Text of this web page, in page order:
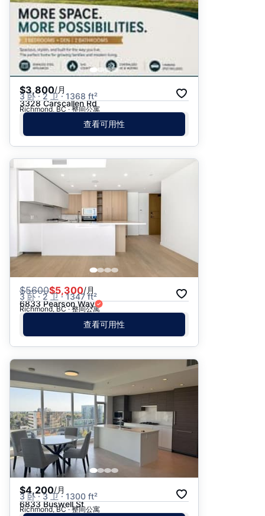
$3,800/月
3 卧 · 2 卫 · 1368 ft²
3328 Carscallen Rd
Richmond, BC · 整间公寓
查看可用性
$5600$5,300/月
3 卧 · 2 卫 · 1347 ft²
6833 Pearson Way
Richmond, BC · 整间公寓
查看可用性
$4,200/月
3 卧 · 3 卫 · 1300 ft²
6833 Buswell St
Richmond, BC · 整间公寓